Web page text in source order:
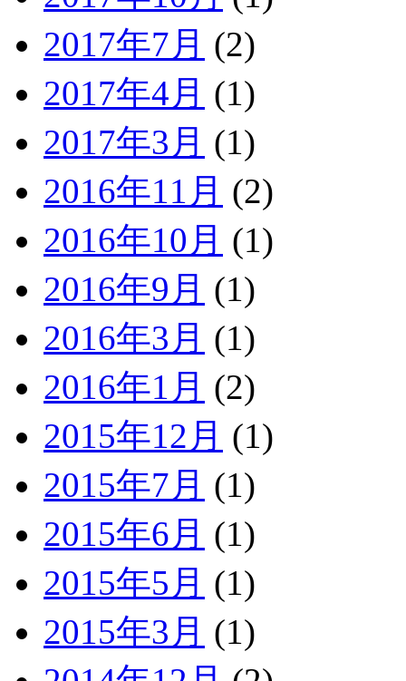
2017年7月 (2)
2017年4月 (1)
2017年3月 (1)
2016年11月 (2)
2016年10月 (1)
2016年9月 (1)
2016年3月 (1)
2016年1月 (2)
2015年12月 (1)
2015年7月 (1)
2015年6月 (1)
2015年5月 (1)
2015年3月 (1)